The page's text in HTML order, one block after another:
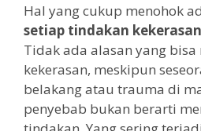
Hal yang cukup menohok
setiap tindakan
Tidak ada alasan yang
kekerasan, meskipun
belakang atau trauma di
penyebab bukan berarti